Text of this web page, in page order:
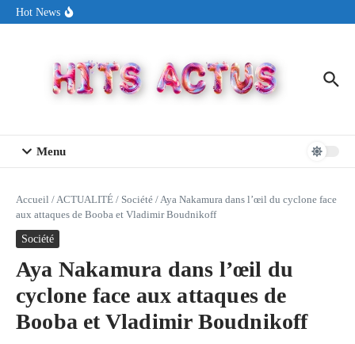
Aller au contenu
Hot News
« New Day »
Menu
Accueil /ACTUALITÉ / Société /Aya Nakamura dans l’œil du cyclone face
aux attaques de Booba et Vladimir Boudnikoff
Société
Aya Nakamura dans l’œil du
cyclone face aux attaques de
Booba et Vladimir Boudnikoff